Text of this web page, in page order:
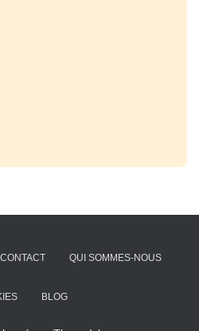
CONTACT QUI SOMMES-NOUS
BLOG